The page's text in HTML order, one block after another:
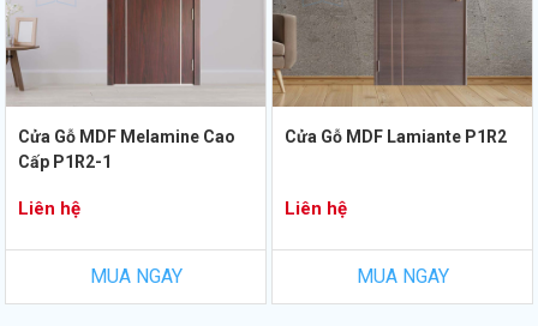
Cửa Gỗ MDF Melamine Cao
Cấp P1R2-1
Liên hệ
MUA NGAY
Cửa Gỗ MDF Lamiante P1R2
Liên hệ
MUA NGAY